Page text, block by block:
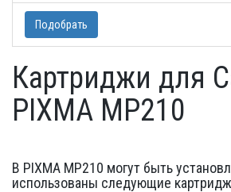
Подобрать
Картриджи для
PIXMA MP210
В PIXMA MP210 могут быть
использованы следующие